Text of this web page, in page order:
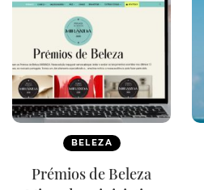
BELEZA
Prémios de Beleza